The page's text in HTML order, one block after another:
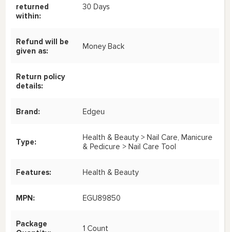
returned
within:
30 Days
Refund will be
given as:
Money Back
Return policy
details:
Brand: Edgeu
Type:
Health & Beauty > Nail Care, Manicure
& Pedicure > Nail Care Tool
Features: Health & Beauty
MPN: EGU89850
Package
1 Count